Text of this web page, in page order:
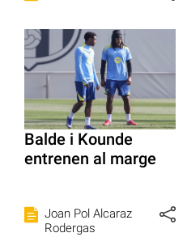
Balde i Kounde
entrenen al marge
Joan Pol Alcaraz
Rodergas